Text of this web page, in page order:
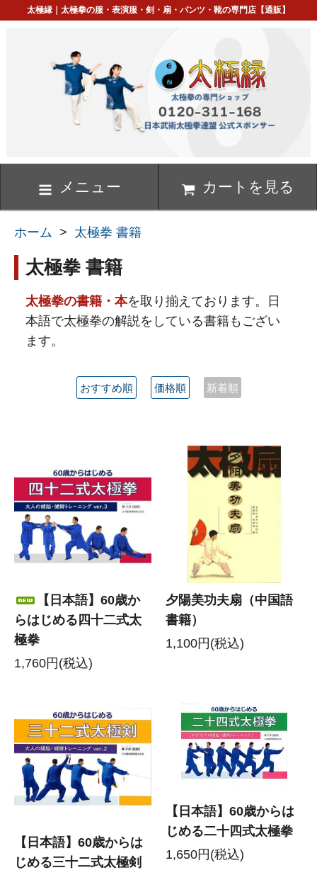
太極縁｜太極拳の服・表演服・剣・扇・パンツ・靴の専門店【通販】
メニュー カートを見る
ホーム > 太極拳 書籍
太極拳 書籍
太極拳の書籍・本を取り揃えております。日
本語で太極拳の解説をしている書籍もござい
ます。
おすすめ順 価格順 新着順
【日本語】60歳か
らはじめる四十二式太
極拳
1,760円(税込)
夕陽美功夫扇（中国語
書籍）
1,100円(税込)
【日本語】60歳からは
じめる三十二式太極剣
【日本語】60歳からは
じめる二十四式太極拳
1,650円(税込)